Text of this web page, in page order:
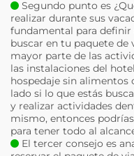
Segundo punto es
realizar durante sus
fundamental para
buscar en tu paquete de
mayor parte de las
las instalaciones del
hospedaje sin alimentos
lado si lo que estás
y realizar actividades
mismo, entonces
para tener todo al
El tercer consejo es